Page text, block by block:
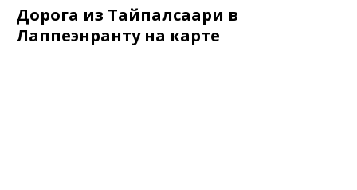
Дорога из Тайпалсаари в
Лаппеэнранту на карте